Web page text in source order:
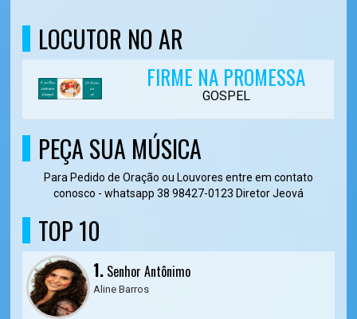
LOCUTOR NO AR
FIRME NA PROMESSA
GOSPEL
PEÇA SUA MÚSICA
Para Pedido de Oração ou Louvores entre em contato
conosco - whatsapp 38 98427-0123 Diretor Jeová
TOP 10
1. Senhor Antônimo
Aline Barros